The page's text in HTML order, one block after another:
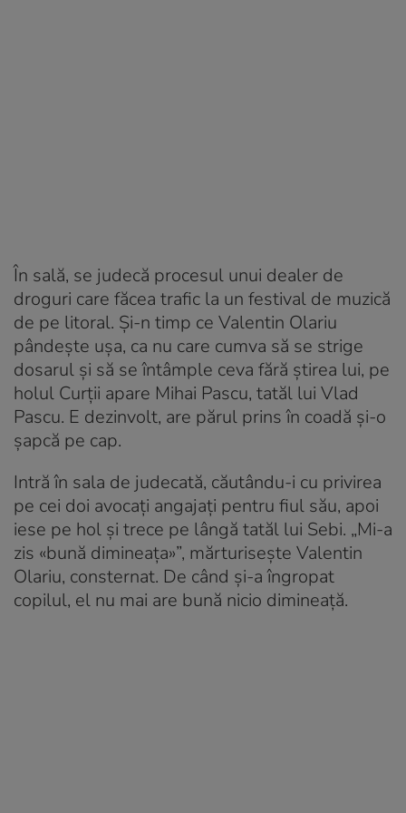
În sală, se judecă procesul unui dealer de
droguri care făcea trafic la un festival de muzică
de pe litoral. Şi-n timp ce Valentin Olariu
pândeşte uşa, ca nu care cumva să se strige
dosarul şi să se întâmple ceva fără ştirea lui, pe
holul Curţii apare Mihai Pascu, tatăl lui Vlad
Pascu. E dezinvolt, are părul prins în coadă şi-o
şapcă pe cap.
Intră în sala de judecată, căutându-i cu privirea
pe cei doi avocaţi angajaţi pentru fiul său, apoi
iese pe hol şi trece pe lângă tatăl lui Sebi. „Mi-a
zis «bună dimineaţa»”, mărturiseşte Valentin
Olariu, consternat. De când şi-a îngropat
copilul, el nu mai are bună nicio dimineaţă.